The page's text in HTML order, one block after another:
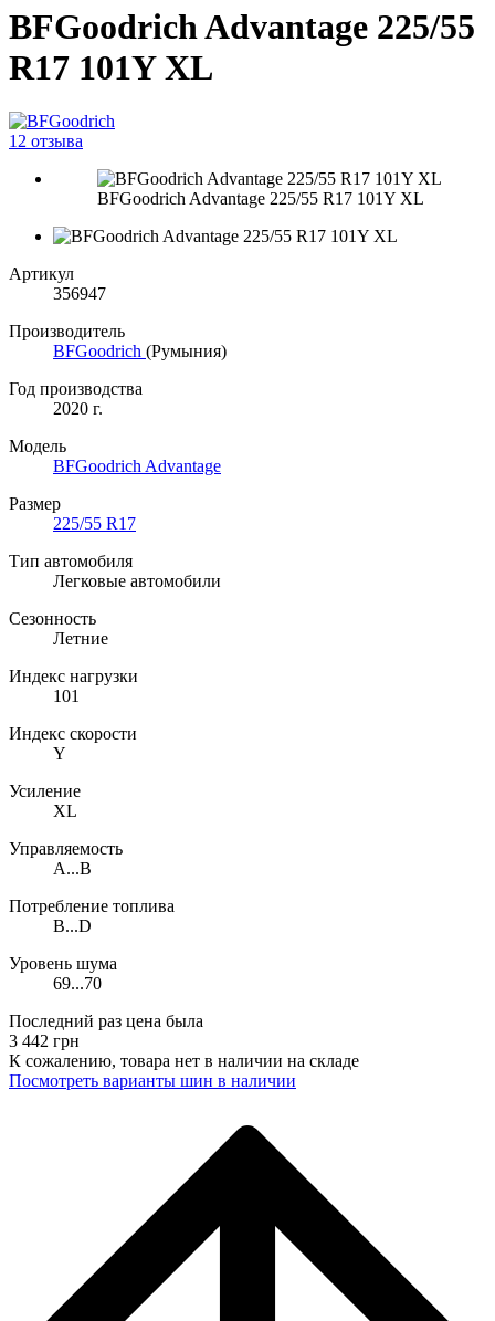
BFGoodrich Advantage 225/55
R17 101Y XL
12 отзыва
BFGoodrich Advantage 225/55 R17 101Y XL
Артикул
356947
Производитель
BFGoodrich (Румыния)
Год производства
2020 г.
Модель
BFGoodrich Advantage
Размер
225/55 R17
Тип автомобиля
Легковые автомобили
Сезонность
Летние
Индекс нагрузки
101
Индекс скорости
Y
Усиление
XL
Управляемость
A...B
Потребление топлива
B...D
Уровень шума
69...70
Последний раз цена была
3 442 грн
К сожалению, товара нет в наличии на складе
Поcмотреть варианты шин в наличии